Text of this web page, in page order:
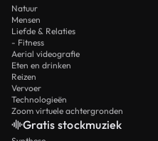
Natuur
Mensen
Liefde & Relaties
- Fitness
Aerial videografie
Eten en drinken
Reizen
Vervoer
Technologieën
Zoom virtuele achtergronden
Gratis stockmuziek